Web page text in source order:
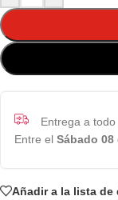
Entrega a
Entre el Sábado 08
Añadir a la lista de